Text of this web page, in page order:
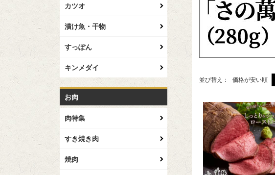
カツオ
漬け魚・干物
すっぽん
キンメダイ
お肉
肉特集
すき焼き肉
焼肉
並び替え 価格が安い順